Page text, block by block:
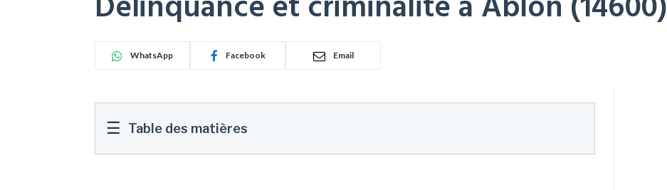
WhatsApp Facebook Email
☰ Table des matières